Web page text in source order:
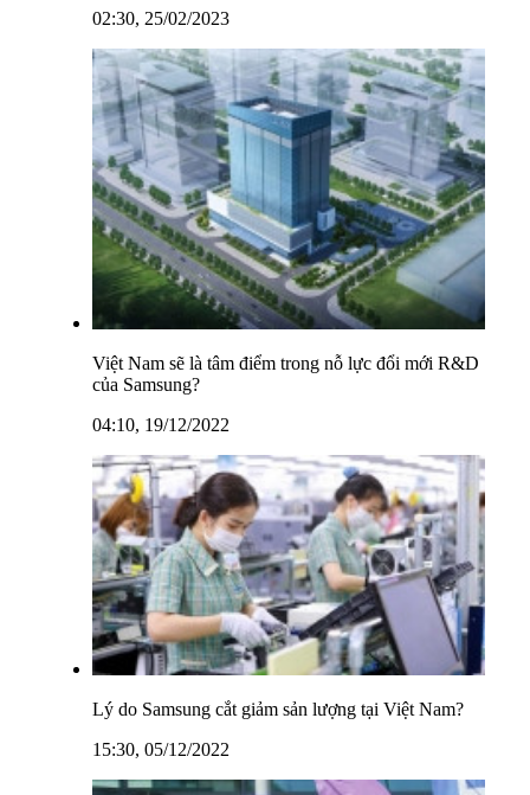
02:30, 25/02/2023
Việt Nam sẽ là tâm điểm trong nỗ lực đổi mới R&D
của Samsung?
04:10, 19/12/2022
Lý do Samsung cắt giảm sản lượng tại Việt Nam?
15:30, 05/12/2022